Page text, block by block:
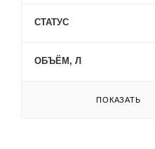
СТАТУС
ОБЪЁМ, Л
ПОКАЗАТЬ